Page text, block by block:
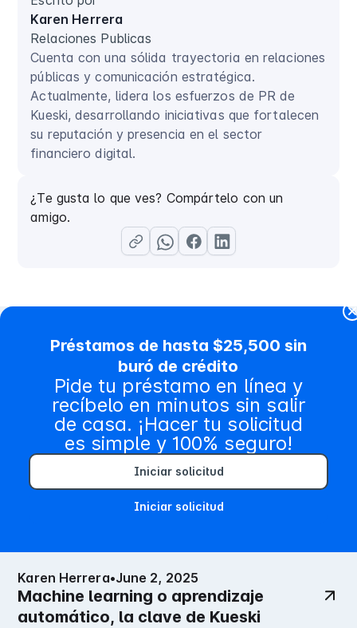
Karen Herrera
Relaciones Publicas
Cuenta con una sólida trayectoria en relaciones
públicas y comunicación estratégica.
Actualmente, lidera los esfuerzos de PR de
Kueski, desarrollando iniciativas que fortalecen
su reputación y presencia en el sector
financiero digital.
¿Te gusta lo que ves? Compártelo con un
amigo.
Préstamos de hasta $25,500 sin
buró de crédito
Pide tu préstamo en línea y
recíbelo en minutos sin salir
de casa. ¡Hacer tu solicitud
es simple y 100% seguro!
Iniciar solicitud
Iniciar solicitud
Contenido relacionado
Karen Herrera•June 2, 2025
Machine learning o aprendizaje
automático, la clave de Kueski